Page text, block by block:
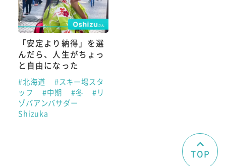
「安定より納得」を選
んだら、人生がちょっ
と自由になった
#北海道
#スキー場スタ
ッフ
#中期 #冬
#リ
ゾバアンバサダー
Shizuka
TOP